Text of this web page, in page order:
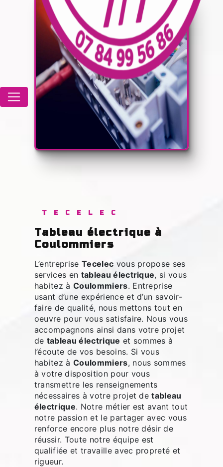
TECELEC
tableau électrique à
Coulommiers
L’entreprise Tecelec vous propose ses
services en tableau électrique, si vous
habitez àCoulommiers. Entreprise
usant d’une expérience et d’un savoir-
faire de qualité, nous mettons tout en
oeuvre pour vous satisfaire. Nous vous
accompagnons ainsi dans votre projet
de tableau électrique et sommes à
l’écoute de vos besoins. Si vous
habitez àCoulommiers, nous sommes
à votre disposition pour vous
transmettre les renseignements
nécessaires à votre projet detableau
électrique. Notre métier est avant tout
notre passion et le partager avec vous
renforce encore plus notre désir de
réussir. Toute notre équipe est
qualifiée et travaille avec propreté et
rigueur.